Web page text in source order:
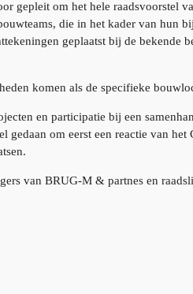
gepleit om het hele raadsvoorstel
die in het kader van hun
geplaatst bij de bekende
komen als de specifieke
en participatie bij een
gedaan om eerst een reactie van
van BRUG-M & partnes en